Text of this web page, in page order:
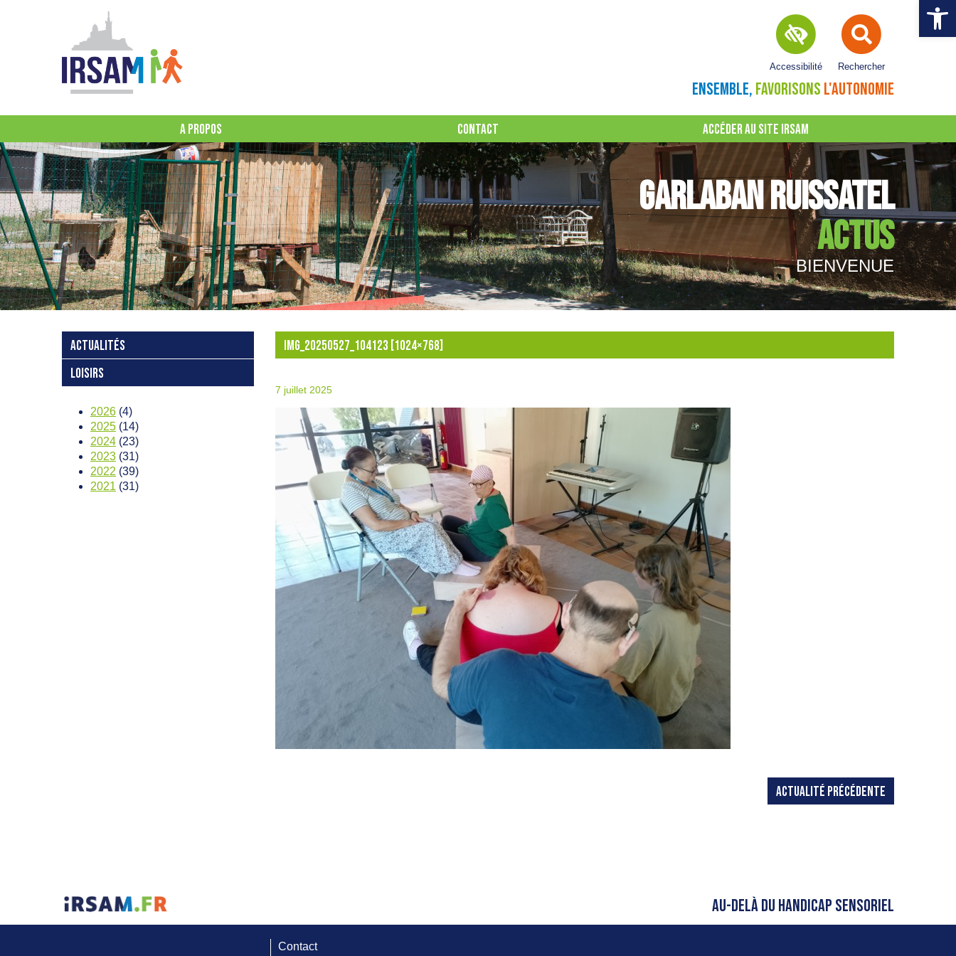
Ouvrir
Rechercher
Accessibilité
ENSEMBLE, FAVORISONS L'AUTONOMIE
A PROPOS CONTACT ACCÉDER AU SITE IRSAM
GARLABAN RUISSATEL
ACTUS
BIENVENUE
ACTUALITÉS
LOISIRS
2026 (4)
2025 (14)
2024 (23)
2023 (31)
2022 (39)
2021 (31)
IMG_20250527_104123 [1024×768]
7 juillet 2025
ACTUALITÉ PRÉCÉDENTE
AU-DELÀ DU HANDICAP SENSORIEL
Contact